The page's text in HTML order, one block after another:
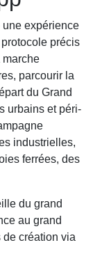
expérience
précis
marche
parcourir la
du Grand
urbains et péri-
industrielles,
ferrées, des
du grand
au grand
création via